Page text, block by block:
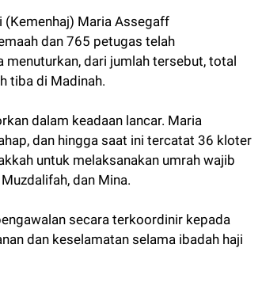
(Kemenhaj) Maria Assegaff
dan 765 petugas telah
menuturkan, dari jumlah tersebut, total
tiba di Madinah.
dalam keadaan lancar. Maria
dan hingga saat ini tercatat 36 kloter
untuk melaksanakan umrah wajib
dan Mina.
secara terkoordinir kepada
dan keselamatan selama ibadah haji